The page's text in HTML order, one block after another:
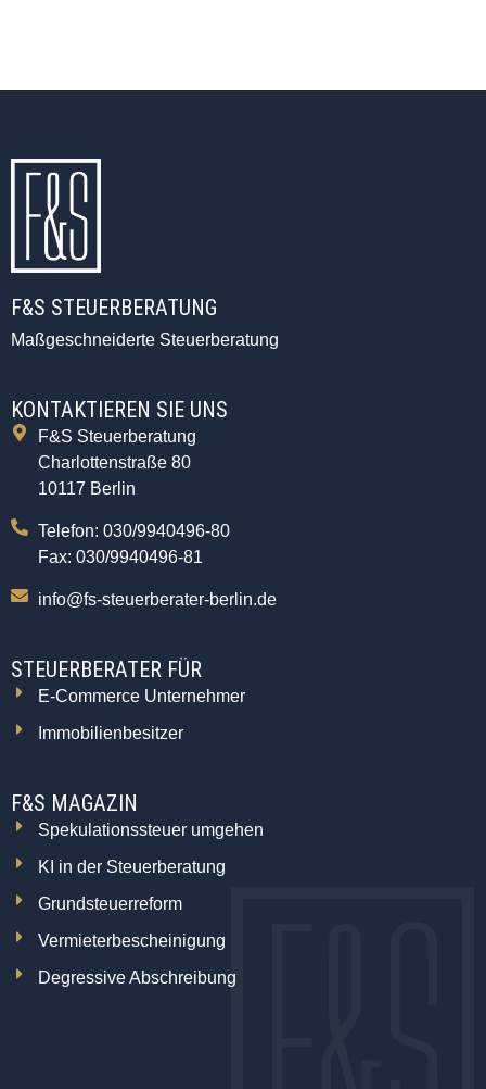
F&S STEUERBERATUNG
Maßgeschneiderte Steuerberatung
KONTAKTIEREN SIE UNS
F&S Steuerberatung
Charlottenstraße 80
10117 Berlin
Telefon: 030/9940496-80
Fax: 030/9940496-81
info@fs-steuerberater-berlin.de
STEUERBERATER FÜR
E-Commerce Unternehmer
Immobilienbesitzer
F&S MAGAZIN
Spekulationssteuer umgehen
KI in der Steuerberatung
Grundsteuerreform
Vermieterbescheinigung
Degressive Abschreibung